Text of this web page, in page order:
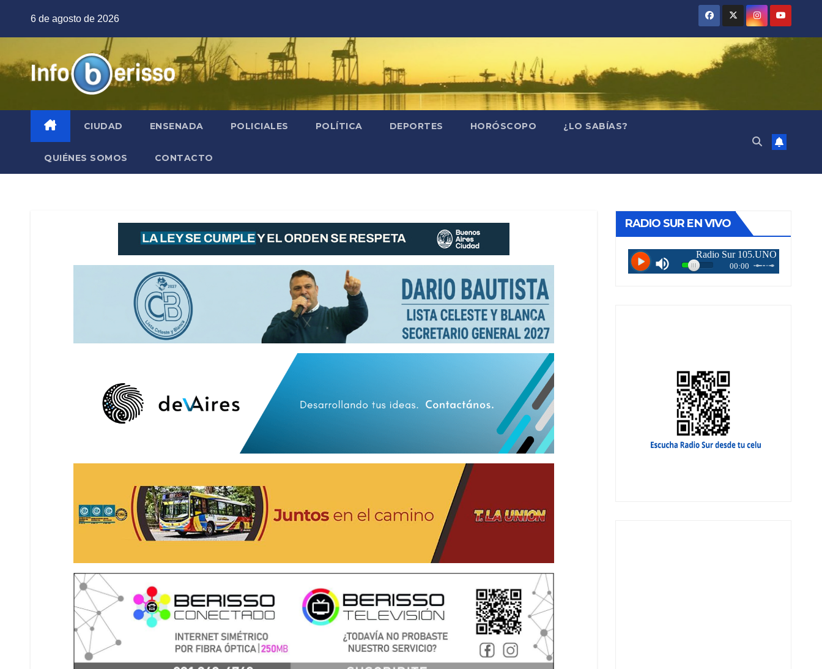
6 de agosto de 2026
CIUDAD ENSENADA POLICIALES POLÍTICA DEPORTES HORÓSCOPO ¿LO SABÍAS?
QUIÉNES SOMOS CONTACTO
RADIO SUR EN VIVO